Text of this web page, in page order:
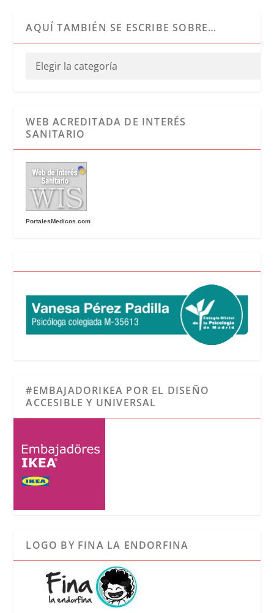
AQUÍ TAMBIÉN SE ESCRIBE SOBRE…
WEB ACREDITADA DE INTERÉS
SANITARIO
PortalesMedicos.com
#EMBAJADORIKEA POR EL DISEÑO
ACCESIBLE Y UNIVERSAL
LOGO BY FINA LA ENDORFINA